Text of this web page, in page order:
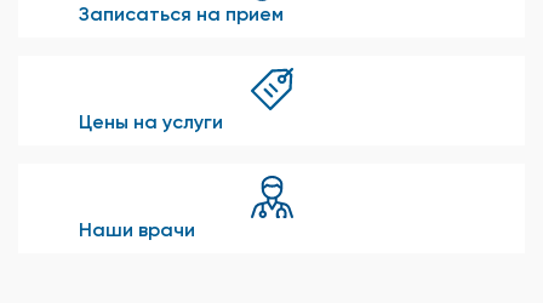
Записаться на прием
Цены на услуги
Наши врачи